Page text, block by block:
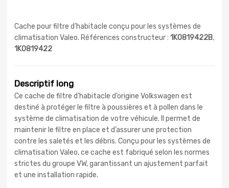
Cache pour filtre d’habitacle conçu pour les systèmes de
climatisation Valeo. Références constructeur : 1K0819422B,
1K0819422
Descriptif long
Ce cache de filtre d’habitacle d’origine Volkswagen est
destiné à protéger le filtre à poussières et à pollen dans le
système de climatisation de votre véhicule. Il permet de
maintenir le filtre en place et d’assurer une protection
contre les saletés et les débris. Conçu pour les systèmes de
climatisation Valeo, ce cache est fabriqué selon les normes
strictes du groupe VW, garantissant un ajustement parfait
et une installation rapide.